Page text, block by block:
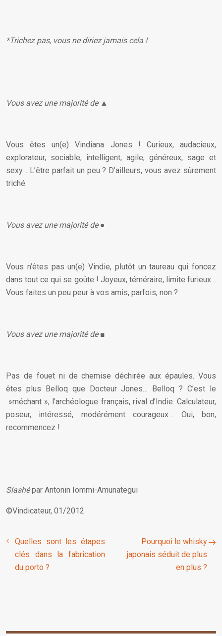
*Trichez pas, vous ne diriez jamais cela !
Vous avez une majorité de▲
Vous êtes un(e) Vindiana Jones ! Curieux, audacieux,
explorateur, sociable, intelligent, agile, généreux, sage et
sexy… L’être parfait un peu ? D’ailleurs, vous avez sûrement
triché.
Vous avez une majorité de●
Vous n’êtes pas un(e) Vindie, plutôt un taureau qui foncez
dans tout ce qui se goûte ! Joyeux, téméraire, limite furieux…
Vous faites un peu peur à vos amis, parfois, non ?
Vous avez une majorité de■
Pas de fouet ni de chemise déchirée aux épaules. Vous
êtes plus Belloq que Docteur Jones… Belloq ? C’est le
»méchant », l’archéologue français, rival d’Indie. Calculateur,
poseur, intéressé, modérément courageux… Oui, bon,
recommencez !
Slashépar Antonin Iommi-Amunategui
©Vindicateur, 01/2012
Quelles sont les étapes
clés dans la fabrication
du porto ?
Pourquoi le whisky
japonais séduit de plus
en plus ?